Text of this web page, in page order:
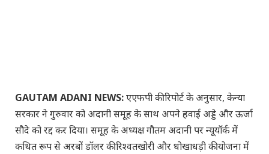
GAUTAM ADANI NEWS:एएफपी की रिपोर्ट के अनुसार, केन्या
सरकार ने गुरुवार को अदानी समूह के साथ अपने हवाई अड्डे और ऊर्जा
सौदे को रद्द कर दिया। समूह के अध्यक्ष गौतम अदानी पर न्यूयॉर्क में
कथित रूप से अरबों डॉलर की रिश्वतखोरी और धोखाधड़ी की योजना में